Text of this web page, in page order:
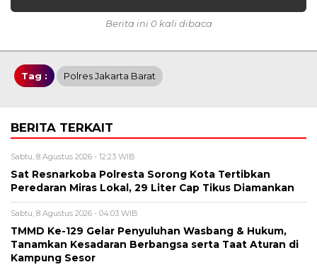
Berita ini 0 kali dibaca
Tag : Polres Jakarta Barat
BERITA TERKAIT
Sabtu, 8 Agustus 2026 - 12:23 WIB
Sat Resnarkoba Polresta Sorong Kota Tertibkan
Peredaran Miras Lokal, 29 Liter Cap Tikus Diamankan
Sabtu, 8 Agustus 2026 - 04:03 WIB
TMMD Ke-129 Gelar Penyuluhan Wasbang & Hukum,
Tanamkan Kesadaran Berbangsa serta Taat Aturan di
Kampung Sesor